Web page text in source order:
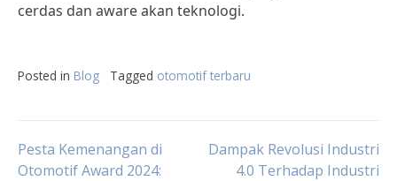
cerdas dan aware akan teknologi.
Posted in Blog Tagged otomotif terbaru
Post
Pesta Kemenangan di
Otomotif Award 2024:
Dampak Revolusi Industri
4.0 Terhadap Industri